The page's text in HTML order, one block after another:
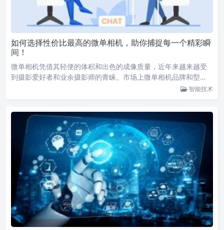
如何选择性价比最高的微单相机，助你捕捉每一个精彩瞬
间！
微单相机凭借其轻便的体积和出色的成像质量，近年来越来越受
到摄影爱好者和业余摄影师的青睐。市场上微单相机品牌和型…
智能技术